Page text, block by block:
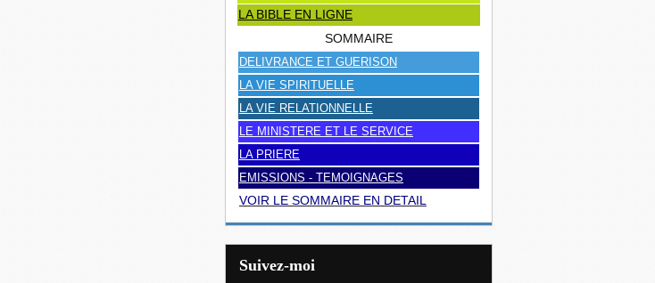
LA BIBLE EN LIGNE
SOMMAIRE
DELIVRANCE ET GUERISON
LA VIE SPIRITUELLE
LA VIE RELATIONNELLE
LE MINISTERE ET LE SERVICE
LA PRIERE
EMISSIONS - TEMOIGNAGES
VOIR LE SOMMAIRE EN DETAIL
Suivez-moi